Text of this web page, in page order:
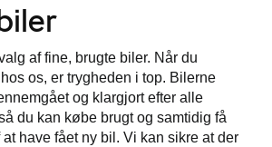
af fine, brugte biler. Når du
os, er trygheden i top. Bilerne
og klargjort efter alle
du kan købe brugt og samtidig få
have fået ny bil. Vi kan sikre at der